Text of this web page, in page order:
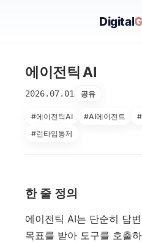
Digital
에이전틱 AI
2026.07.01 공유
#에이전틱AI #AI에이전트
#런타임통제
한 줄 정의
에이전틱 AI는 단순히 답
목표를 받아 도구를 호출